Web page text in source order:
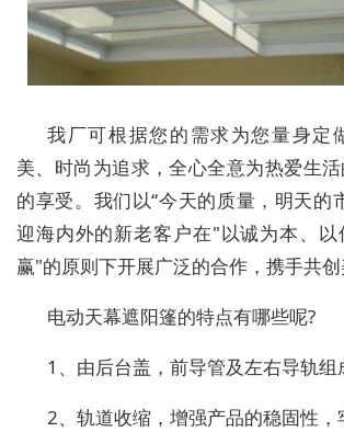
我厂可根据您的需求为您量身定
美、时尚为追求，全心全意为热爱生
的享受。我们以“今天的质量，明天的
迎海内外的新老客户在"以诚为本、
赢"的原则下开展广泛的合作，携手共创
电动天幕遮阳篷的特点有哪些呢?
1、由后台盖，前导管及左右导轨组
2、轨道收缩，增强产品的稳固性，